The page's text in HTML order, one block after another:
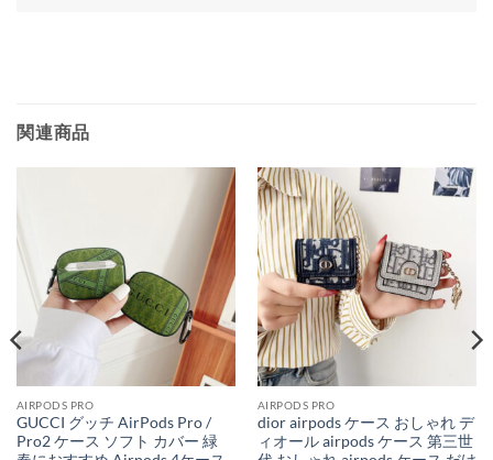
関連商品
AIRPODS PRO
GUCCI グッチ AirPods Pro /
Pro2 ケース ソフト カバー 緑
AIRPODS PRO
dior airpods ケース おしゃれ デ
ィオール airpods ケース 第三世